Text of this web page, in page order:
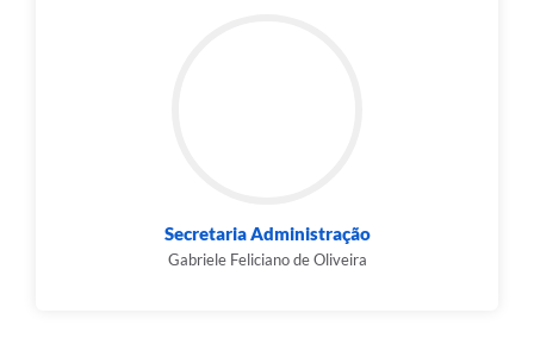
Secretaria Administração
Gabriele Feliciano de Oliveira